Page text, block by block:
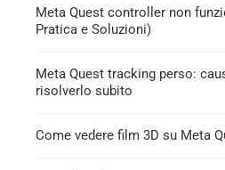
Meta Quest controller non
Pratica e Soluzioni)
Meta Quest tracking perso:
risolverlo subito
Come vedere film 3D su Meta